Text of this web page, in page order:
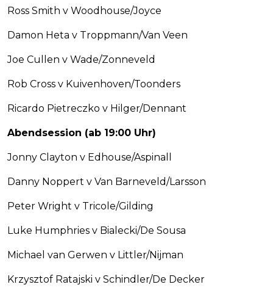
Ross Smith v Woodhouse/Joyce
Damon Heta v Troppmann/Van Veen
Joe Cullen v Wade/Zonneveld
Rob Cross v Kuivenhoven/Toonders
Ricardo Pietreczko v Hilger/Dennant
Abendsession (ab 19:00 Uhr)
Jonny Clayton v Edhouse/Aspinall
Danny Noppert v Van Barneveld/Larsson
Peter Wright v Tricole/Gilding
Luke Humphries v Bialecki/De Sousa
Michael van Gerwen v Littler/Nijman
Krzysztof Ratajski v Schindler/De Decker